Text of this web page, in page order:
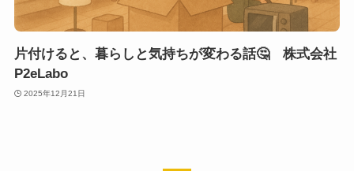
片付けると、暮らしと気持ちが変わる話🤔 株式会社
P2eLabo
2025年12月21日